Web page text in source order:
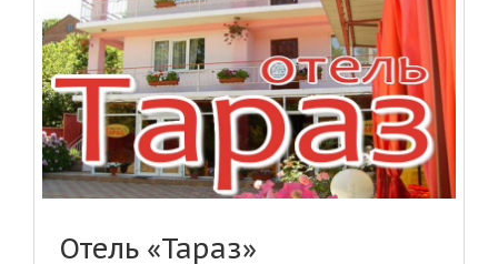
Отель «Тараз»